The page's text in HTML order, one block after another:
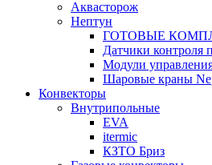
Аквасторож
Нептун
ГОТОВЫЕ
Датчики контроля
Модули
Шаровые краны
Конвекторы
Внутрипольные
EVA
itermic
КЗТО Бриз